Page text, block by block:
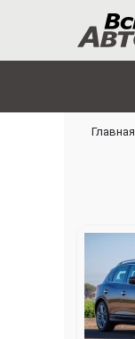
Главная